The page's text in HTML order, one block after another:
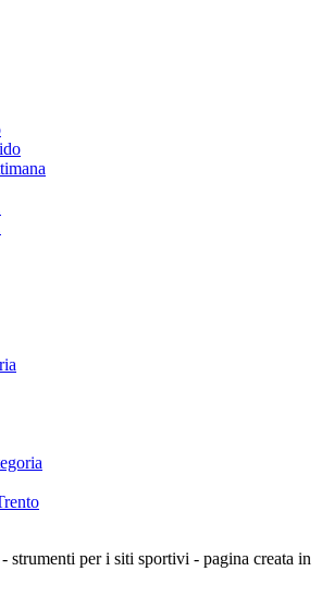
- strumenti per i siti sportivi - pagina creata in